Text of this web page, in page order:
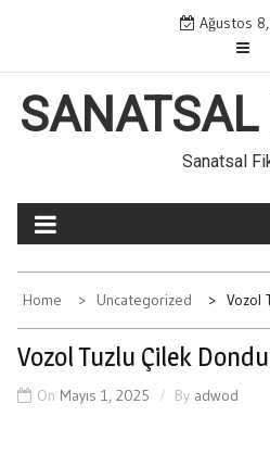
content
Ağustos
SANATSAL
Sanatsal
Home Uncategorized Vozol
Vozol Tuzlu Çilek
On Mayıs 1, 2025 By adwod